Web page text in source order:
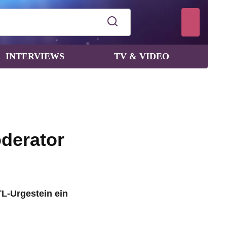
INTERVIEWS TV & VIDEO
Urgestein ein